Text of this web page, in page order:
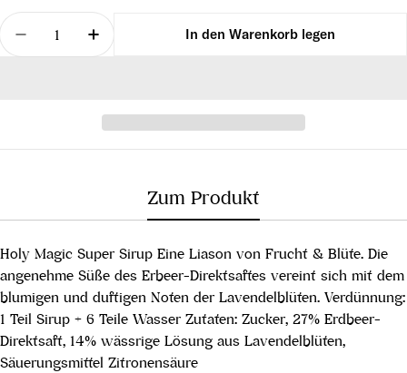
Menge
Menge für Holy Magic Super Sirup Erdbeer
Menge für Holy Magic Super Sirup
In den Warenkorb legen
Zum Produkt
Holy Magic Super Sirup Eine Liason von Frucht & Blüte. Die
angenehme Süße des Erbeer-Direktsaftes vereint sich mit dem
blumigen und duftigen Noten der Lavendelblüten. Verdünnung:
1 Teil Sirup + 6 Teile Wasser Zutaten: Zucker, 27% Erdbeer-
Direktsaft, 14% wässrige Lösung aus Lavendelblüten,
Säuerungsmittel Zitronensäure